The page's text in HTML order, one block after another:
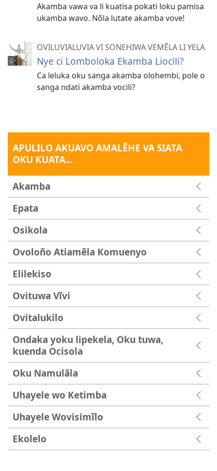
Akamba vawa va li kuatisa pokati loku pamisa
ukamba wavo. Nõla lutate akamba vove!
OVILUVIALUVIA VI SONEHIWA VEMẼLA LI YELA
Nye ci Lomboloka Ekamba Liocili?
Ca leluka oku sanga akamba olohembi, pole o
sanga ndati akamba vocili?
APULILO AKUAVO AMALẼHE VA SIATA
OKU KUATA...
Akamba
Epata
Osikola
Ovoloño Atiamẽla Komuenyo
Elilekiso
Ovituwa Vĩvi
Ovitalukilo
Ondaka yoku lipekela, Oku tuwa,
kuenda Ocisola
Oku Namulãla
Uhayele wo Ketimba
Uhayele Wovisimĩlo
Ekolelo